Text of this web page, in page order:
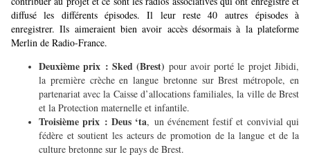
diffusé les différents épisodes. Il leur reste 40 autres épisodes à
enregistrer. Ils aimeraient bien avoir accès désormais à la plateforme
Merlin de Radio-France.
Deuxième prix : Sked (Brest) pour avoir porté le projet Jibidi,
la première crèche en langue bretonne sur Brest métropole, en
partenariat avec la Caisse d’allocations familiales, la ville de Brest
et la Protection maternelle et infantile.
Troisième prix : Deus ‘ta, un événement festif et convivial qui
fédère et soutient les acteurs de promotion de la langue et de la
culture bretonne sur le pays de Brest.